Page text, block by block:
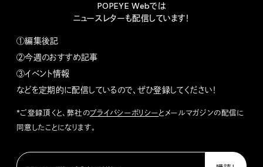
POPEYE Webでは
ニュースレターも配信しています！
①編集後記
②今週のおすすめ記事
③イベント情報
などを定期的に配信しているので、ぜひ登録してください！
*ご登録頂くと、弊社のプライバシーポリシーとメールマガジンの配信に
同意したことになります。